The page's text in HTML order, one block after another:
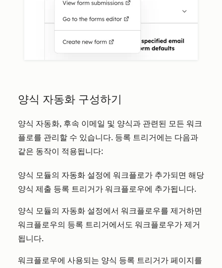
양식 자동화 구성하기
양식 자동화, 후속 이메일 및 양식과 관련된 모든 워크
플로를 관리할 수 있습니다. 등록 트리거에는 다음과
같은 동작이 적용됩니다:
양식 모듈의 자동화 설정에 워크플로가 추가되면 해당
양식 제출 등록 트리거가 워크플로우에 추가됩니다.
양식 모듈의 자동화 설정에서 워크플로우를 제거하면
워크플로우의 등록 트리거에서도 워크플로우가 제거
됩니다.
워크플로우에 사용되는 양식 등록 트리거가 페이지를